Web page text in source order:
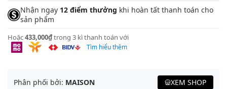
Nhận ngay 12 điểm thưởng khi hoàn tất thanh toán cho
sản phẩm
Hoặc433,000₫trong 3 kì thanh toán với
Tìm hiểu thêm
Phân phối bởi: MAISON XEM SHOP